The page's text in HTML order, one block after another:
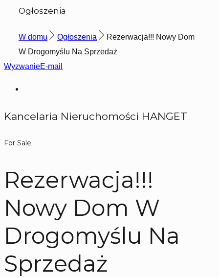
Ogłoszenia
W domu Ogłoszenia
Rezerwacja!!! Nowy Dom
W Drogomyślu Na Sprzedaż
WyzwanieE-mail
Kancelaria Nieruchomości HANGET
For Sale
Rezerwacja!!!
Nowy Dom W
Drogomyślu Na
Sprzedaż